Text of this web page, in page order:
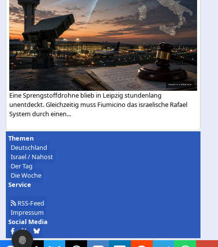
Eine Sprengstoffdrohne blieb in Leipzig stundenlang
unentdeckt. Gleichzeitig muss Fiumicino das israelische Rafael
System durch einen...
Themen
Deutschland
Israel / Nahost
Der Tag
Die Woche
Service
RSS-Feed
Impressum
Social Media